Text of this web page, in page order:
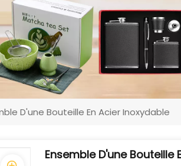
D'une Bouteille En Acier Inoxydable
Ensemble D'une Bouteille